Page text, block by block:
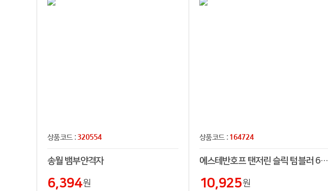
상품코드 : 320554
송월 뱀부얀격자
6,394원
상품코드 : 164724
에스테반호프 탠저린 슬릭 텀블러 600ml
10,925원